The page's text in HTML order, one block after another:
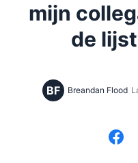
mijn
de
BF Breandan Flood